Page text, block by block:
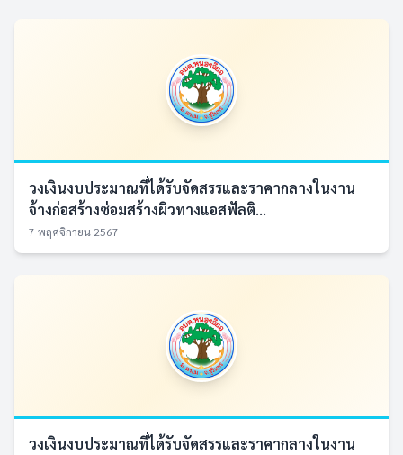
วงเงินงบประมาณที่ได้รับจัดสรรและราคากลางในงาน
จ้างก่อสร้างซ่อมสร้างผิวทางแอสฟัลติ...
7 พฤศจิกายน 2567
วงเงินงบประมาณที่ได้รับจัดสรรและราคากลางในงาน